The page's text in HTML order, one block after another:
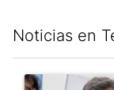
Noticias en
Un artículo de